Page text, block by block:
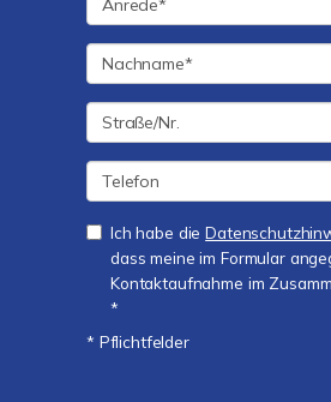
Ich habe die
dass meine im Formular
Kontaktaufnahme im
*
* Pflichtfelder